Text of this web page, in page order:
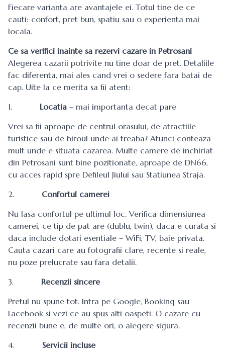
Fiecare varianta are avantajele ei. Totul tine de ce
cauti: confort, pret bun, spatiu sau o experienta mai
locala.
Ce sa verifici inainte sa rezervi cazare in Petrosani
Alegerea cazarii potrivite nu tine doar de pret. Detaliile
fac diferenta, mai ales cand vrei o sedere fara batai de
cap. Uite la ce merita sa fii atent:
1. Locatia – mai importanta decat pare
Vrei sa fii aproape de centrul orasului, de atractiile
turistice sau de biroul unde ai treaba? Atunci conteaza
mult unde e situata cazarea. Multe camere de inchiriat
din Petrosani sunt bine pozitionate, aproape de DN66,
cu acces rapid spre Defileul Jiului sau Statiunea Straja.
2. Confortul camerei
Nu lasa confortul pe ultimul loc. Verifica dimensiunea
camerei, ce tip de pat are (dublu, twin), daca e curata si
daca include dotari esentiale – WiFi, TV, baie privata.
Cauta cazari care au fotografii clare, recente si reale,
nu poze prelucrate sau fara detalii.
3. Recenzii sincere
Pretul nu spune tot. Intra pe Google, Booking sau
Facebook si vezi ce au spus alti oaspeti. O cazare cu
recenzii bune e, de multe ori, o alegere sigura.
4. Servicii incluse